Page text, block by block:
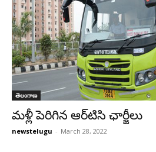
తెలంగాణ
మళ్లీ పెరిగిన ఆర్‌టిసి ఛార్జీలు
newstelugu - March 28, 2022